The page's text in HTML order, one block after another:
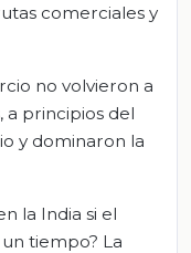
comerciales y
no volvieron a
a principios del
y dominaron la
la India si el
tiempo? La